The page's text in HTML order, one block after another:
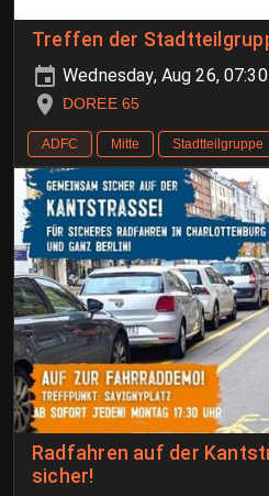
Treffen der
Wednesday, Aug 26,
DOREE 65
ADFC Mitte Stadtteilgruppe
Radfahren auf der
sicher!